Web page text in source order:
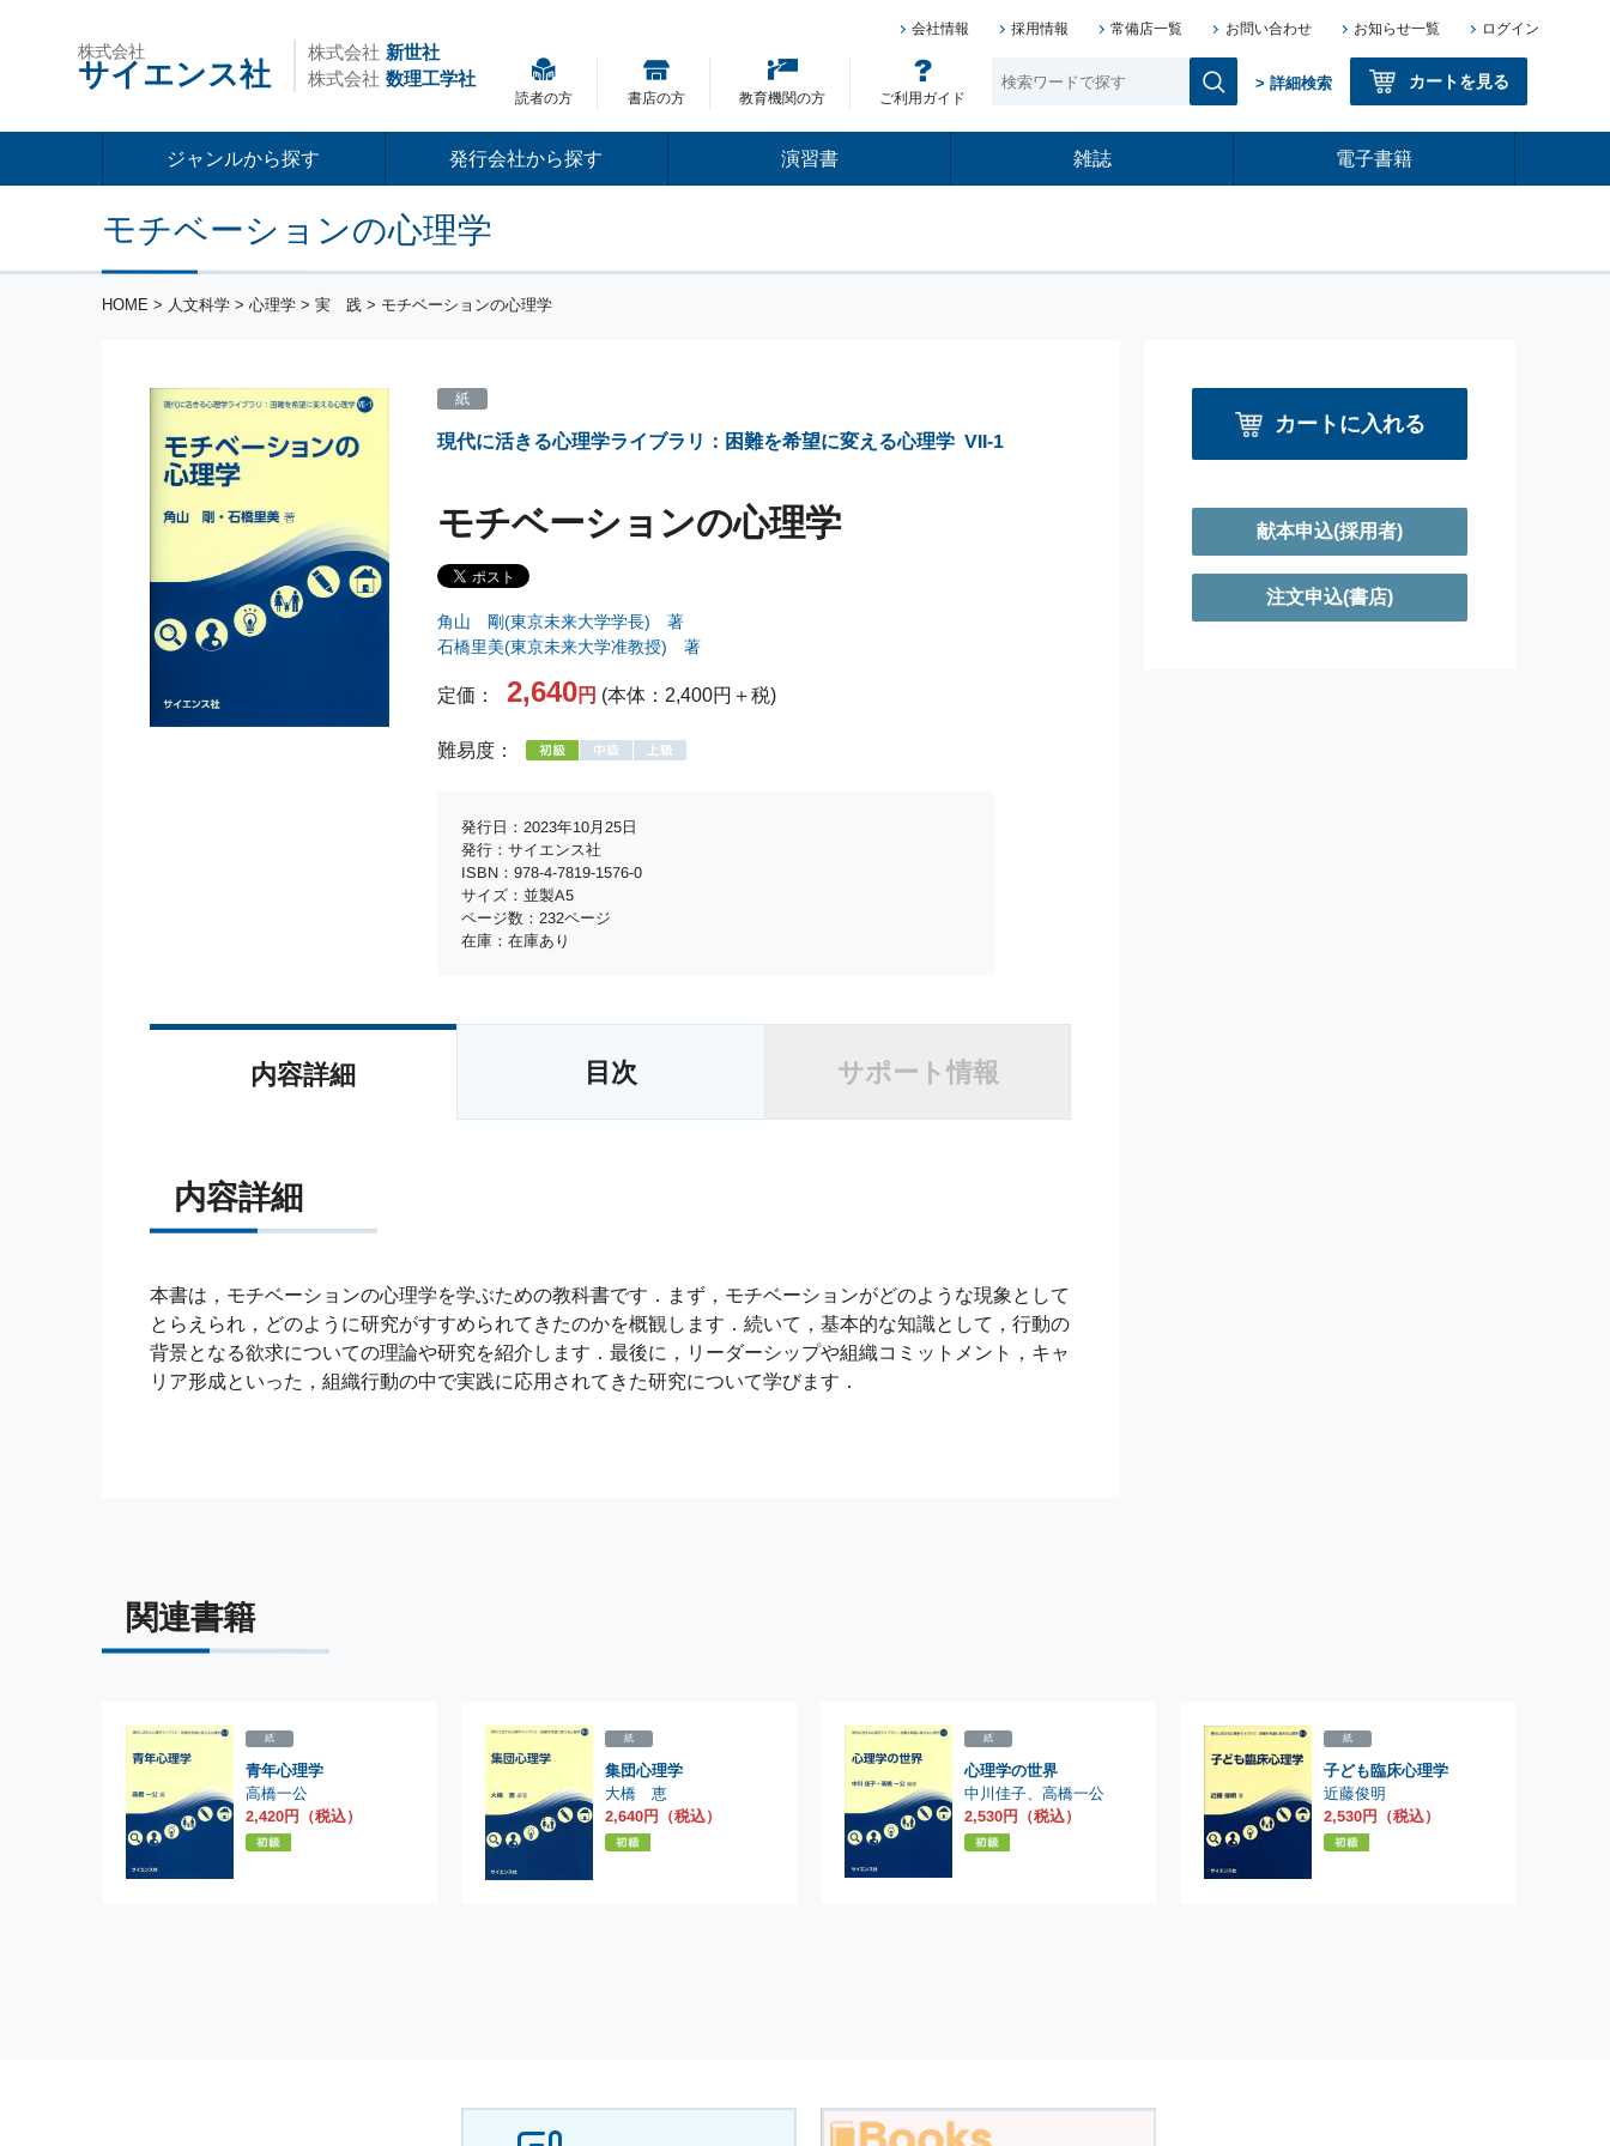
株式会社
サイエンス社
株式会社 新世社
株式会社 数理工学社
会社情報 採用情報 常備店一覧 お問い合わせ お知らせ一覧 ログイン
読者の方 書店の方 教育機関の方 ご利用ガイド
> 詳細検索 カートを見る
ジャンルから探す 発行会社から探す 演習書 雑誌 電子書籍
モチベーションの心理学
HOME > 人文科学 > 心理学 > 実 践 > モチベーションの心理学
紙
現代に活きる心理学ライブラリ：困難を希望に変える心理学 VII-1
モチベーションの心理学
角山 剛(東京未来大学学長) 著
石橋里美(東京未来大学准教授) 著
定価： 2,640円 (本体：2,400円＋税)
難易度：
発行日：2023年10月25日
発行：サイエンス社
ISBN：978-4-7819-1576-0
サイズ：並製A5
ページ数：232ページ
在庫：在庫あり
カートに入れる
献本申込(採用者)
注文申込(書店)
内容詳細 目次 サポート情報
内容詳細
本書は，モチベーションの心理学を学ぶための教科書です．まず，モチベーションがどのような現象として
とらえられ，どのように研究がすすめられてきたのかを概観します．続いて，基本的な知識として，行動の
背景となる欲求についての理論や研究を紹介します．最後に，リーダーシップや組織コミットメント，キャ
リア形成といった，組織行動の中で実践に応用されてきた研究について学びます．
関連書籍
紙
青年心理学
高橋一公
2,420円（税込）
紙
集団心理学
大橋 恵
2,640円（税込）
紙
心理学の世界
中川佳子、高橋一公
2,530円（税込）
紙
子ども臨床心理学
近藤俊明
2,530円（税込）